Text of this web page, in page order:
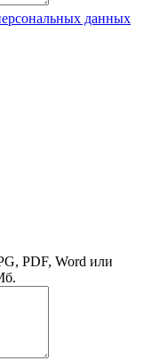
данных
PDF, Word или